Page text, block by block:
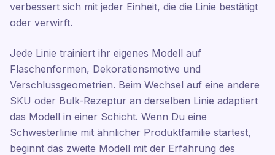
verbessert sich mit jeder Einheit, die die Linie bestätigt
oder verwirft.
Jede Linie trainiert ihr eigenes Modell auf
Flaschenformen, Dekorationsmotive und
Verschlussgeometrien. Beim Wechsel auf eine andere
SKU oder Bulk-Rezeptur an derselben Linie adaptiert
das Modell in einer Schicht. Wenn Du eine
Schwesterlinie mit ähnlicher Produktfamilie startest,
beginnt das zweite Modell mit der Erfahrung des